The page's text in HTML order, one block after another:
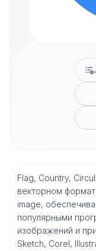
Flag, Country,
векторном
image,
популярными
изображений и
Sketch, Corel,